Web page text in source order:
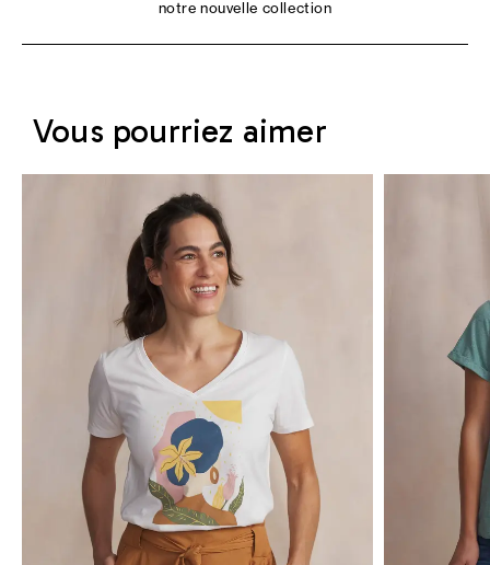
notre nouvelle collection
Vous pourriez aimer